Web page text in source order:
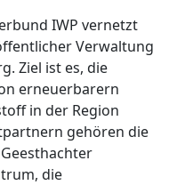
IWP vernetzt
Verwaltung
Ziel ist es, die
erneuerbarern
in der Region
gehören die
die